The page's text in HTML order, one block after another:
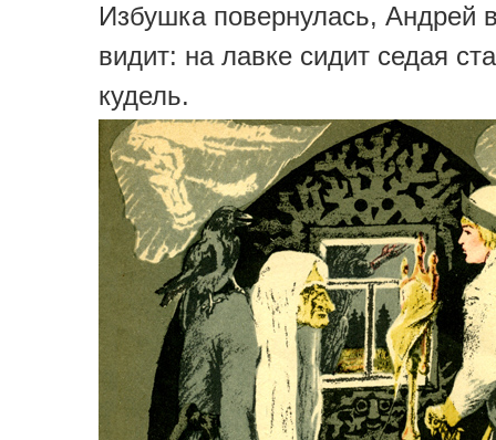
Избушка повернулась, Андрей
видит: на лавке сидит седая
кудель.